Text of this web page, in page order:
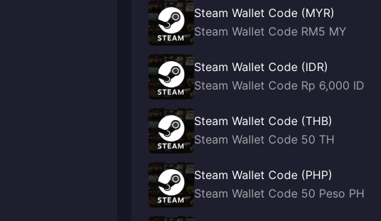
Steam Wallet Code (MYR)
Steam Wallet Code RM5 MY
Steam Wallet Code (IDR)
Steam Wallet Code Rp 6,000 ID
Steam Wallet Code (THB)
Steam Wallet Code 50 TH
Steam Wallet Code (PHP)
Steam Wallet Code 50 Peso PH